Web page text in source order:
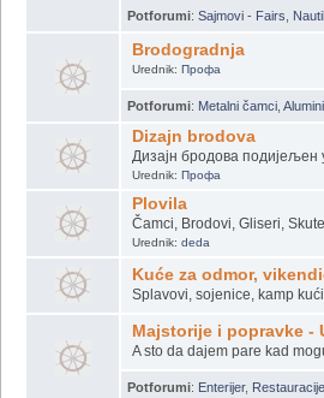
Potforumi: Sajmovi - Fairs
Brodogradnja
Urednik: Профа
Potforumi: Metalni čamci
Dizajn brodova
Дизајн бродова подијељен у
Urednik: Профа
Plovila
Čamci, Brodovi, Gliseri,
Urednik: deda
Kuće za odmor,
Splavovi, sojenice, kamp
Majstorije i popravke -
A sto da dajem pare kad
Potforumi: Enterijer, Restauracije